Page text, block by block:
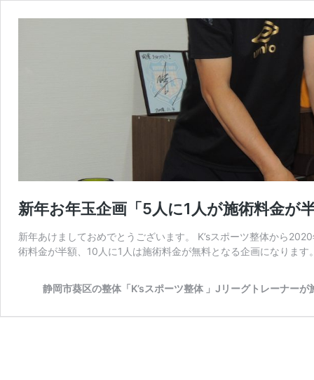
新年お年玉企画「5人に1人が施術料金が
新年あけましておめでとうございます。 K’sスポーツ整体から
術料金が半額、10人に1人は施術料金が無料となる企画になりま
静岡市葵区の整体「K’sスポーツ整体 」Jリーグトレーナーが